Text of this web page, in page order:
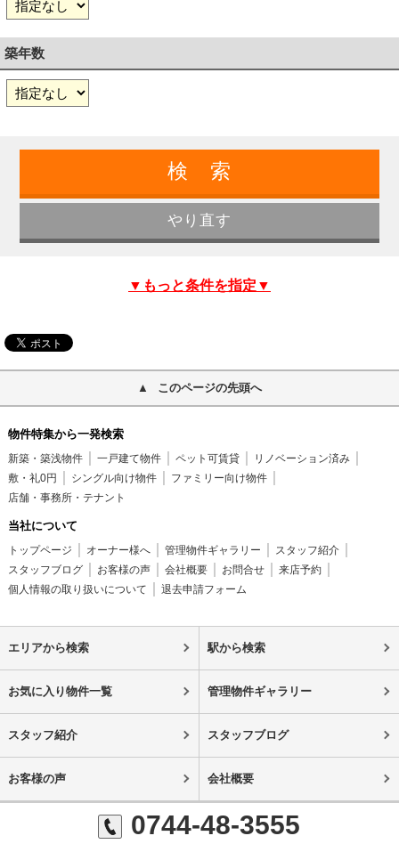
築年数
▼もっと条件を指定▼
このページの先頭へ
物件特集から一発検索
新築・築浅物件 一戸建て物件 ペット可賃貸
リノベーション済み
敷・礼0円
シングル向け物件
ファミリー向け物件
店舗・事務所・テナント
当社について
トップページ オーナー様へ 管理物件ギャラリー
スタッフ紹介
スタッフブログ
お客様の声 会社概要 お問合せ
来店予約
個人情報の取り扱いについて
退去申請フォーム
エリアから検索 駅から検索
お気に入り物件一覧 管理物件ギャラリー
スタッフ紹介 スタッフブログ
お客様の声 会社概要
0744-48-3555